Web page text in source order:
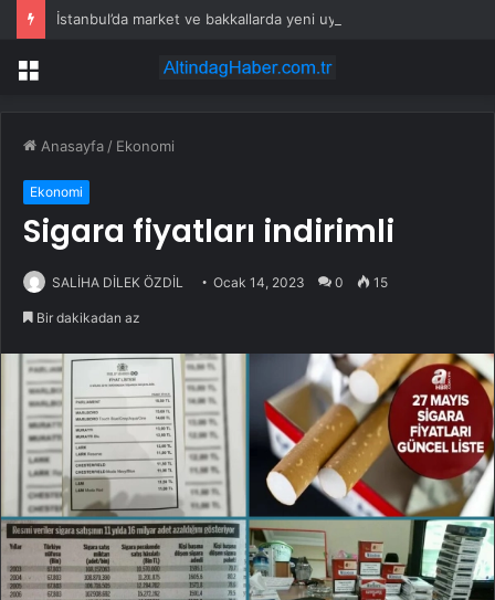
Menü
Anasayfa / Ekonomi
Ekonomi
Sigara fiyatları indirimli
SALİHA DİLEK ÖZDİL Ocak 14, 2023 0 15
Bir dakikadan az